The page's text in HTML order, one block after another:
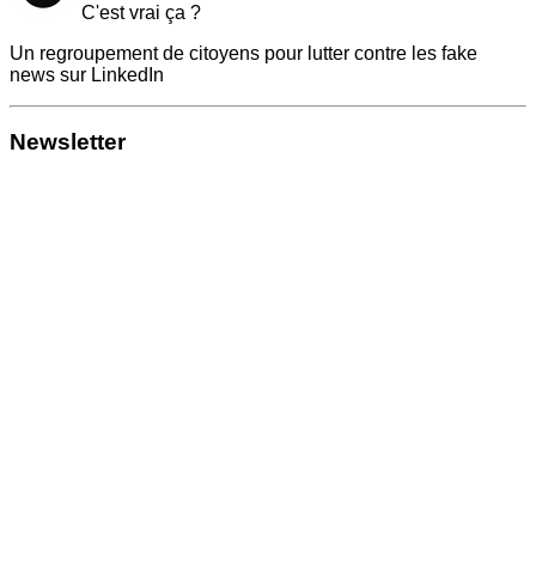
C'est vrai ça ?
Un regroupement de citoyens pour lutter contre les fake
news sur LinkedIn
Newsletter